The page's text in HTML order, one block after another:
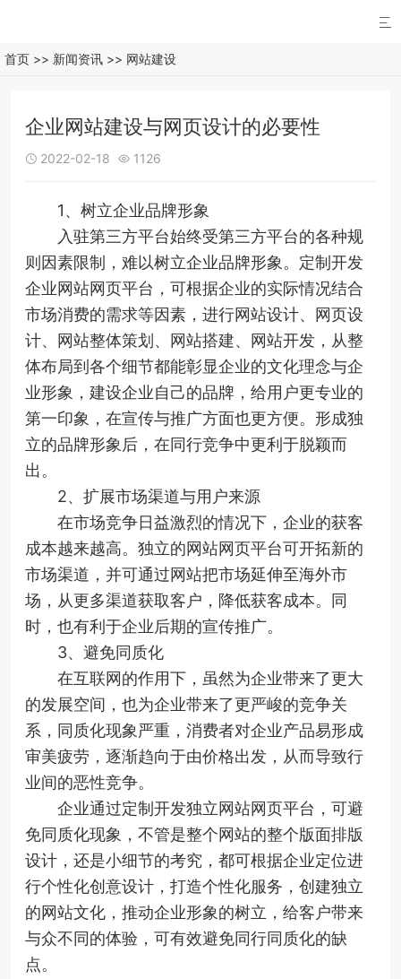

首页 >> 新闻资讯 >> 网站建设
企业网站建设与网页设计的必要性
 2022-02-18  1126
1、树立企业品牌形象
入驻第三方平台始终受第三方平台的各种规
则因素限制，难以树立企业品牌形象。定制开发
企业网站网页平台，可根据企业的实际情况结合
市场消费的需求等因素，进行网站设计、网页设
计、网站整体策划、网站搭建、网站开发，从整
体布局到各个细节都能彰显企业的文化理念与企
业形象，建设企业自己的品牌，给用户更专业的
第一印象，在宣传与推广方面也更方便。形成独
立的品牌形象后，在同行竞争中更利于脱颖而
出。
2、扩展市场渠道与用户来源
在市场竞争日益激烈的情况下，企业的获客
成本越来越高。独立的网站网页平台可开拓新的
市场渠道，并可通过网站把市场延伸至海外市
场，从更多渠道获取客户，降低获客成本。同
时，也有利于企业后期的宣传推广。
3、避免同质化
在互联网的作用下，虽然为企业带来了更大
的发展空间，也为企业带来了更严峻的竞争关
系，同质化现象严重，消费者对企业产品易形成
审美疲劳，逐渐趋向于由价格出发，从而导致行
业间的恶性竞争。
企业通过定制开发独立网站网页平台，可避
免同质化现象，不管是整个网站的整个版面排版
设计，还是小细节的考究，都可根据企业定位进
行个性化创意设计，打造个性化服务，创建独立
的网站文化，推动企业形象的树立，给客户带来
与众不同的体验，可有效避免同行同质化的缺
点。